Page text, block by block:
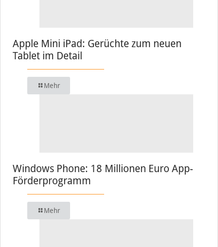
Apple Mini iPad: Gerüchte zum neuen
Tablet im Detail
Mehr
Windows Phone: 18 Millionen Euro App-
Förderprogramm
Mehr